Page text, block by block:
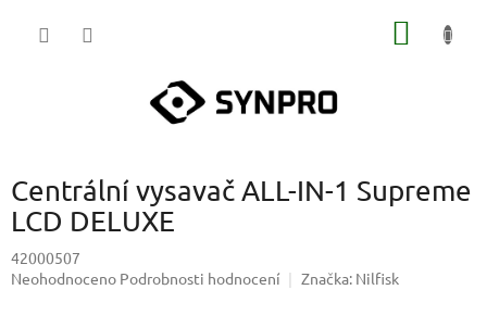
Centrální vysavač ALL-IN-1 Supreme
LCD DELUXE
42000507
Průměrné
Neohodnoceno Podrobnosti hodnocení Značka: Nilfisk